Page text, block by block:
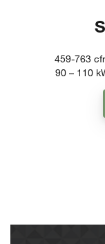
459-763
90 – 110